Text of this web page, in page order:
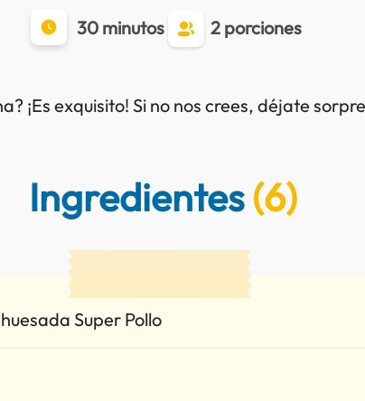
30 minutos 2 porciones
¡Es exquisito! Si no nos crees, déjate
Ingredientes(6)
Super Pollo